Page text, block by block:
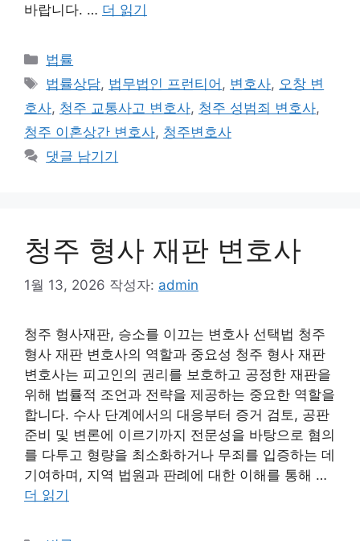
바랍니다. … 더 읽기
카
테
고
리
법률
태
그
법률상담, 법무법인 프런티어 , 변호사, 오창 변
호사, 청주 교통사고 변호사, 청주 성범죄 변호사,
청주 이혼상간 변호사, 청주변호사
댓글 남기기
청주 형사 재판 변호사
1월 13, 2026 작성자: admin
청주 형사재판, 승소를 이끄는 변호사 선택법 청주
형사 재판 변호사의 역할과 중요성 청주 형사 재판
변호사는 피고인의 권리를 보호하고 공정한 재판을
위해 법률적 조언과 전략을 제공하는 중요한 역할을
합니다. 수사 단계에서의 대응부터 증거 검토, 공판
준비 및 변론에 이르기까지 전문성을 바탕으로 혐의
를 다투고 형량을 최소화하거나 무죄를 입증하는 데
기여하며, 지역 법원과 판례에 대한 이해를 통해 …
더 읽기